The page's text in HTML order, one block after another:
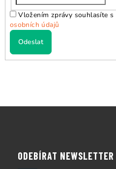
Vložením zprávy souhlasíte s
osobních údajů
Odeslat
ODEBÍRAT NEWSLETTER